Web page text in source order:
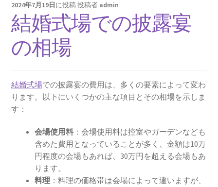
結婚式場
京都結婚式場
ウエディング
京都ウエディング
京都前撮り
京都フォトウエディング
ガーデンウエディングの費用徹底比較！選ばれる魅力と
成功の秘訣
2024年7月19日に投稿投稿者 admin
結婚式場での披露宴
の相場
結婚式場での披露宴の費用は、多くの要素によって変わ
ります。以下にいくつかの主な項目とその相場を示しま
す：
会場使用料：会場使用料は控室やガーデンなども
含めた費用となっていることが多く、金額は10万
円程度の会場もあれば、30万円を超える会場もあ
ります。
料理 ：料理の価格帯は会場によって違いますが、